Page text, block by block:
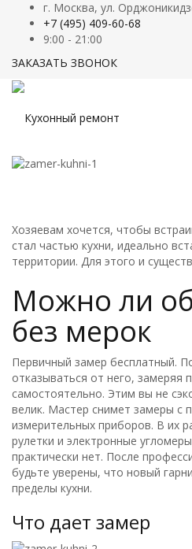
г. Москва, ул.
+7 (495) 409-60-68
9:00 - 21:00
ЗАКАЗАТЬ ЗВОНОК
Хозяевам хочется, чтобы
стал частью кухни, идеально
территории. Для этого и
Можно ли
без мерок
Первичный замер бесплатный.
отказываться от него,
самостоятельно. Этим вы не
велик. Мастер снимет замеры
измерительных приборов. В их
рулетки и электронные
практически нет. После
будьте уверены, что новый
пределы кухни.
Что дает замер